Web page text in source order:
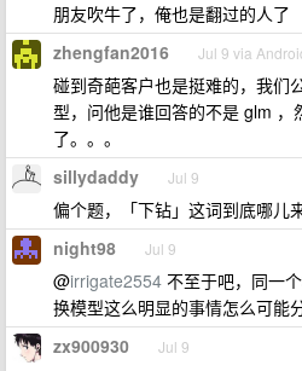
朋友吹牛了，俺也是翻过的人了
zhengfan2016 Jul 9 via
碰到奇葩客户也是挺难的，我们
型，问他是谁回答的不是 glm
了。。。
sillydaddy Jul 9
偏个题，「下钻」这词到底哪儿
night98 Jul 9
@irrigate2554 不至于吧，同一
换模型这么明显的事情怎么可能
zx900930 Jul 9